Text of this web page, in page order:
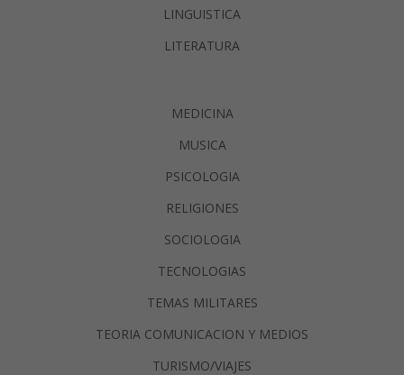
LINGUISTICA
LITERATURA
MEDICINA
MUSICA
PSICOLOGIA
RELIGIONES
SOCIOLOGIA
TECNOLOGIAS
TEMAS MILITARES
TEORIA COMUNICACION Y MEDIOS
TURISMO/VIAJES